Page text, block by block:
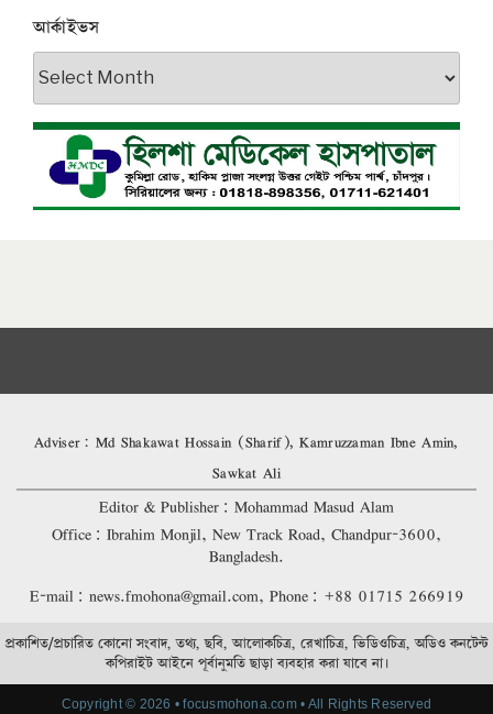
আর্কাইভস
আর্কাইভস
Adviser: Md Shakawat Hossain (Sharif), Kamruzzaman Ibne Amin,
Sawkat Ali
Editor & Publisher: Mohammad Masud Alam
Office: Ibrahim Monjil, New Track Road, Chandpur-3600,
Bangladesh.
E-mail: news.fmohona@gmail.com, Phone: +88 01715 266919
প্রকাশিত/প্রচারিত কোনো সংবাদ, তথ্য, ছবি, আলোকচিত্র, রেখাচিত্র, ভিডিওচিত্র, অডিও কনটেন্ট
কপিরাইট আইনে পূর্বানুমতি ছাড়া ব্যবহার করা যাবে না।
Copyright © 2026 • focusmohona.com • All Rights Reserved